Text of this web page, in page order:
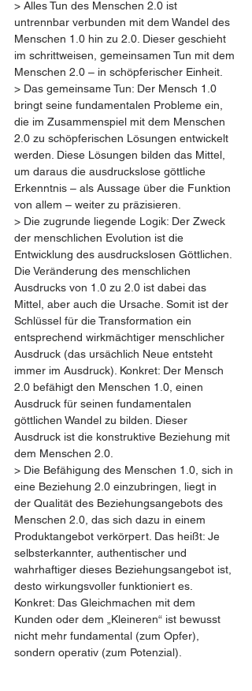
> Alles Tun des Menschen 2.0 ist
untrennbar verbunden mit dem Wandel des
Menschen 1.0 hin zu 2.0. Dieser geschieht
im schrittweisen, gemeinsamen Tun mit dem
Menschen 2.0 – in schöpferischer Einheit.
> Das gemeinsame Tun: Der Mensch 1.0
bringt seine fundamentalen Probleme ein,
die im Zusammenspiel mit dem Menschen
2.0 zu schöpferischen Lösungen entwickelt
werden. Diese Lösungen bilden das Mittel,
um daraus die ausdruckslose göttliche
Erkenntnis – als Aussage über die Funktion
von allem – weiter zu präzisieren.
> Die zugrunde liegende Logik: Der Zweck
der menschlichen Evolution ist die
Entwicklung des ausdruckslosen Göttlichen.
Die Veränderung des menschlichen
Ausdrucks von 1.0 zu 2.0 ist dabei das
Mittel, aber auch die Ursache. Somit ist der
Schlüssel für die Transformation ein
entsprechend wirkmächtiger menschlicher
Ausdruck (das ursächlich Neue entsteht
immer im Ausdruck). Konkret: Der Mensch
2.0 befähigt den Menschen 1.0, einen
Ausdruck für seinen fundamentalen
göttlichen Wandel zu bilden. Dieser
Ausdruck ist die konstruktive Beziehung mit
dem Menschen 2.0.
> Die Befähigung des Menschen 1.0, sich in
eine Beziehung 2.0 einzubringen, liegt in
der Qualität des Beziehungsangebots des
Menschen 2.0, das sich dazu in einem
Produktangebot verkörpert. Das heißt: Je
selbsterkannter, authentischer und
wahrhaftiger dieses Beziehungsangebot ist,
desto wirkungsvoller funktioniert es.
Konkret: Das Gleichmachen mit dem
Kunden oder dem „Kleineren“ ist bewusst
nicht mehr fundamental (zum Opfer),
sondern operativ (zum Potenzial).